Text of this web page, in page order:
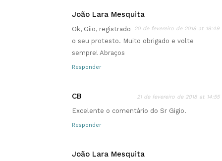
João Lara Mesquita
20 de fevereiro de 2018 at 19:49
Ok, Giio, registrado
o seu protesto. Muito obrigado e volte
sempre! Abraços
Responder
CB 21 de fevereiro de 2018 at 14:55
Excelente o comentário do Sr Gigio.
Responder
João Lara Mesquita